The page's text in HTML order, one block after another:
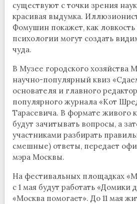
существуют с точки зрения
красивая выдумка.
Фомушин покажет, как ловкость
психологии могут создать
чуда.
В Музее городского хозяйства
научно-популярный квиз
основателя и главного
популярного журнала «Кот
Тарасевича. В формате живого
будут зачитывать вопросы, а
участниками разбирать
смешные) ответы, передает
мэра Москвы.
На фестивальных площадках
с 1 мая будут работать «Домики
«Москва помогает». До 11 мая